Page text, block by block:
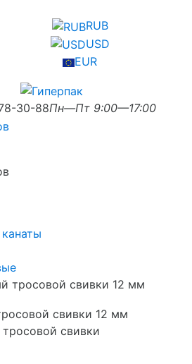
RUB
USD
EUR
30-88Пн—Пт 9:00—17:00
тросовой свивки 12 мм
свивки